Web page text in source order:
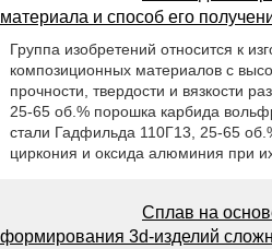
материала и способ его
Группа изобретений относится к
композиционных материалов с
прочности, твердости и вязкости
25-65 об.% порошка карбида
стали Гадфильда 110Г13, 25-65
циркония и оксида алюминия при
Сплав на
формирования 3d-изделий